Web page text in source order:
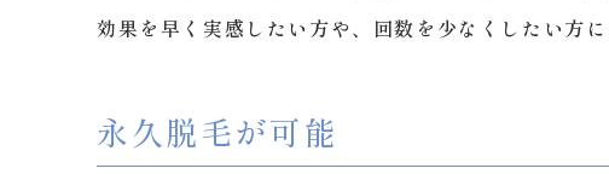
効果を早く実感したい方や、回数を少なくしたい方
永久脱毛が可能